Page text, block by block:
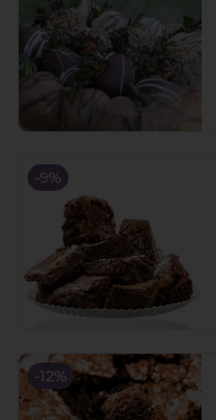
-9%
-12%